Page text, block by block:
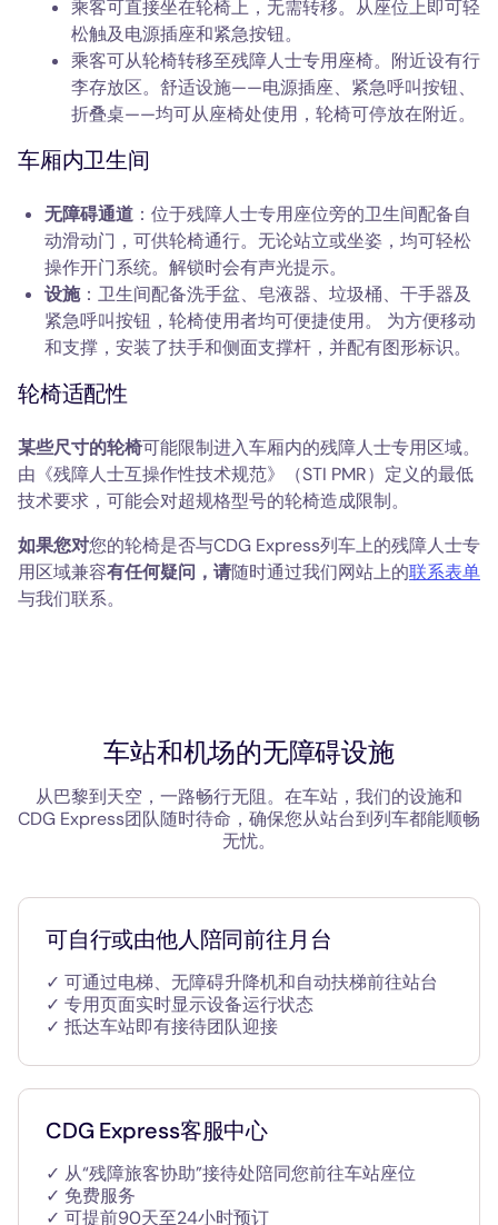
乘客可直接坐在轮椅上，无需转移。从座位上即可轻
松触及电源插座和紧急按钮。
乘客可从轮椅转移至残障人士专用座椅。附近设有行
李存放区。舒适设施——电源插座、紧急呼叫按钮、
折叠桌——均可从座椅处使用，轮椅可停放在附近。
车厢内卫生间
无障碍通道 ：位于残障人士专用座位旁的卫生间配备自
动滑动门，可供轮椅通行。无论站立或坐姿，均可轻松
操作开门系统。解锁时会有声光提示。
设施：卫生间配备洗手盆、皂液器、垃圾桶、干手器及
紧急呼叫按钮，轮椅使用者均可便捷使用。 为方便移动
和支撑，安装了扶手和侧面支撑杆，并配有图形标识。
轮椅适配性
某些尺寸的轮椅可能限制进入车厢内的残障人士专用区域。
由《残障人士互操作性技术规范》（STI PMR）定义的最低
技术要求，可能会对超规格型号的轮椅造成限制。
如果您对您的轮椅是否与CDG Express列车上的残障人士专
用区域兼容有任何疑问，请随时通过我们网站上的联系表单
与我们联系。
车站和机场的无障碍设施
从巴黎到天空，一路畅行无阻。在车站，我们的设施和
CDG Express团队随时待命，确保您从站台到列车都能顺畅
无忧。
可自行或由他人陪同前往月台
✓ 可通过电梯、无障碍升降机和自动扶梯前往站台
✓ 专用页面实时显示设备运行状态
✓ 抵达车站即有接待团队迎接
CDG Express客服中心
✓ 从“残障旅客协助”接待处陪同您前往车站座位
✓ 免费服务
✓ 可提前90天至24小时预订